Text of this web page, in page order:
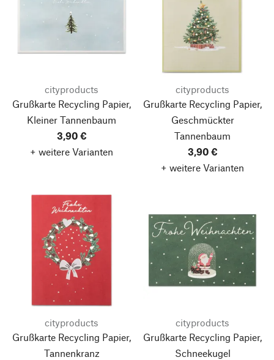
cityproducts
Grußkarte Recycling Papier,
Kleiner Tannenbaum
3,90 €
+ weitere Varianten
cityproducts
Grußkarte Recycling Papier,
Geschmückter
Tannenbaum
3,90 €
+ weitere Varianten
cityproducts
Grußkarte Recycling Papier,
Tannenkranz
cityproducts
Grußkarte Recycling Papier,
Schneekugel